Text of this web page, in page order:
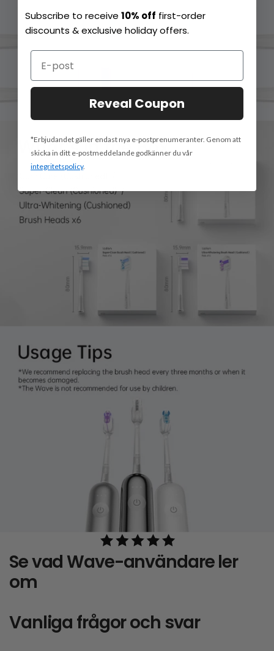
Se vad Wave-användareler
om
Vanliga frågor och svar
Subscribe to receive10% off first-order
discounts & exclusive holiday offers.
Reveal Coupon
*Erbjudandet gäller endast nya e-postprenumeranter. Genom att
skicka in ditt e-postmeddelande godkänner du vår
integritetspolicy.